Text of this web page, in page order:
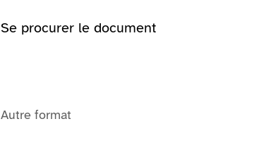
Se procurer le document
Autre format